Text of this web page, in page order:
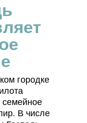
городке
семейное
В числе